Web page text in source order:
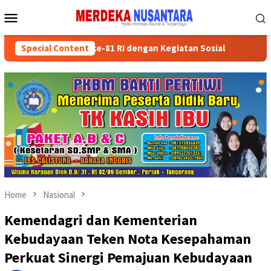
to
Menu
Special Content
HUT ke-81 RI dengan Kegiatan Sosial Partai
Home Nasional
Kemendagri dan Kementerian
Kebudayaan Teken Nota Kesepahaman
Perkuat Sinergi Pemajuan Kebudayaan